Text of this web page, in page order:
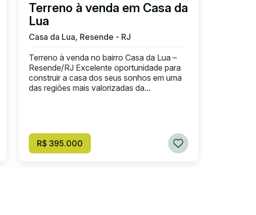
Terreno à venda em Casa da
Lua
Casa da Lua, Resende - RJ
Terreno à venda no bairro Casa da Lua –
Resende/RJ Excelente oportunidade para
construir a casa dos seus sonhos em uma
das regiões mais valorizadas da...
R$ 395.000